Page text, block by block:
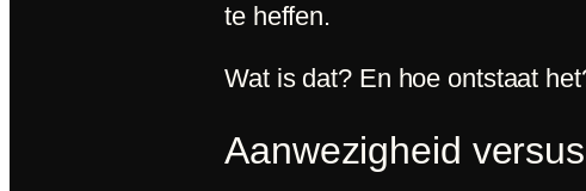
te heffen.
Wat is dat? En hoe ontstaat
Aanwezigheid